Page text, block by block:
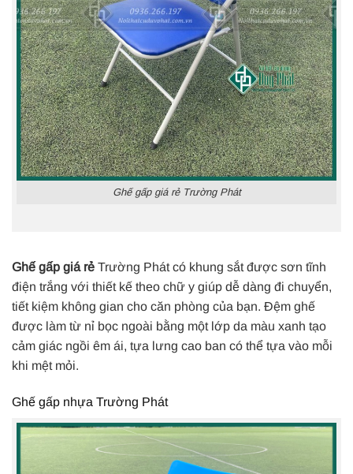
Ghế gấp giá rẻ Trường Phát
Ghế gấp giá rẻ Trường Phát có khung sắt được sơn tĩnh
điện trắng với thiết kế theo chữ y giúp dễ dàng đi chuyển,
tiết kiệm không gian cho căn phòng của bạn. Đệm ghế
được làm từ nỉ bọc ngoài bằng một lớp da màu xanh tạo
cảm giác ngồi êm ái, tựa lưng cao ban có thể tựa vào mỗi
khi mệt mỏi.
Ghế gấp nhựa Trường Phát